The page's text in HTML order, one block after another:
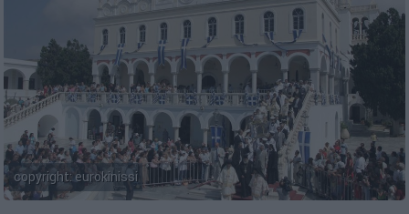
copyright: eurokinissi